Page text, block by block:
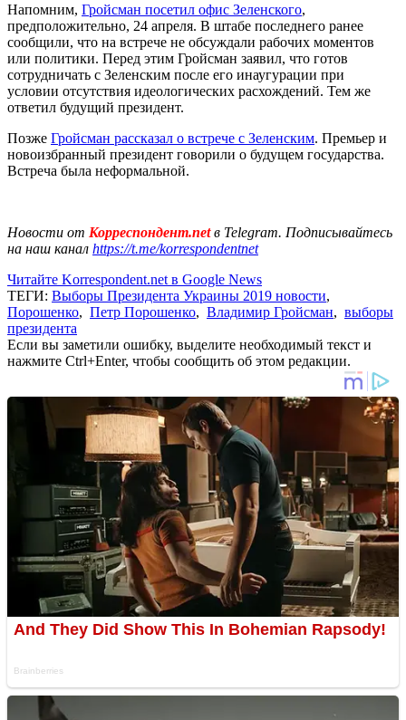
Напомним, Гройсман посетил офис Зеленского,
предположительно, 24 апреля. В штабе последнего ранее
сообщили, что на встрече не обсуждали рабочих моментов
или политики. Перед этим Гройсман заявил, что готов
сотрудничать с Зеленским после его инаугурации при
условии отсутствия идеологических расхождений. Тем же
ответил будущий президент.
Позже Гройсман рассказал о встрече с Зеленским. Премьер и
новоизбранный президент говорили о будущем государства.
Встреча была неформальной.
Новости от Корреспондент.netв Telegram. Подписывайтесь
на наш канал https://t.me/korrespondentnet
Читайте Korrespondent.net в Google News
ТЕГИ: Выборы Президента Украины 2019 новости,
Порошенко, Петр Порошенко, Владимир Гройсман, выборы
президента
Если вы заметили ошибку, выделите необходимый текст и
нажмите Ctrl+Enter, чтобы сообщить об этом редакции.